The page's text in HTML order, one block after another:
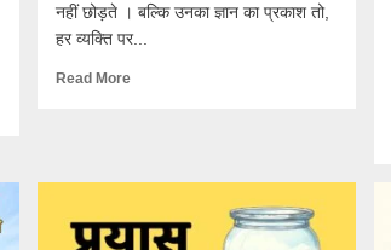
नहीं छोड़ते । बल्कि उनका ज्ञान का प्रकाश तो,
हर व्यक्ति पर...
Read More